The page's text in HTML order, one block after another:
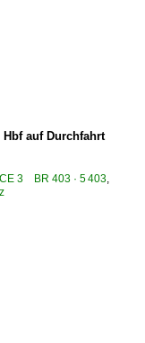
Hbf auf Durchfahrt
3 BR 403 · 5 403,